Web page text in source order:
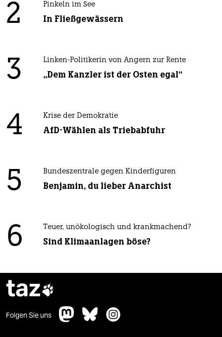
2 Pinkeln im See
In Fließgewässern
3 Linken-Politikerin von Angern zur Rente
„Dem Kanzler ist der Osten egal“
4 Krise der Demokratie
AfD-Wählen als Triebabfuhr
5 Bundeszentrale gegen Kinderfiguren
Benjamin, du lieber Anarchist
6 Teuer, unökologisch und krankmachend?
Sind Klimaanlagen böse?
taz
Folgen Sie uns